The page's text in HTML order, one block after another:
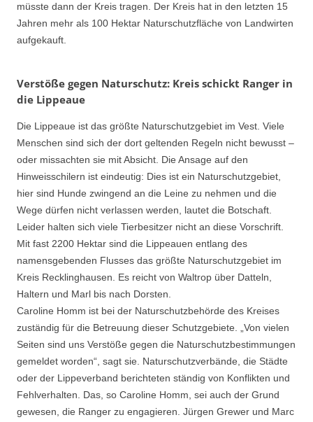
müsste dann der Kreis tragen. Der Kreis hat in den letzten 15
Jahren mehr als 100 Hektar Naturschutzfläche von Landwirten
aufgekauft.
Verstöße gegen Naturschutz: Kreis schickt Ranger in
die Lippeaue
Die Lippeaue ist das größte Naturschutzgebiet im Vest. Viele
Menschen sind sich der dort geltenden Regeln nicht bewusst –
oder missachten sie mit Absicht. Die Ansage auf den
Hinweisschilern ist eindeutig: Dies ist ein Naturschutzgebiet,
hier sind Hunde zwingend an die Leine zu nehmen und die
Wege dürfen nicht verlassen werden, lautet die Botschaft.
Leider halten sich viele Tierbesitzer nicht an diese Vorschrift.
Mit fast 2200 Hektar sind die Lippeauen entlang des
namensgebenden Flusses das größte Naturschutzgebiet im
Kreis Recklinghausen. Es reicht von Waltrop über Datteln,
Haltern und Marl bis nach Dorsten.
Caroline Homm ist bei der Naturschutzbehörde des Kreises
zuständig für die Betreuung dieser Schutzgebiete. „Von vielen
Seiten sind uns Verstöße gegen die Naturschutzbestimmungen
gemeldet worden“, sagt sie. Naturschutzverbände, die Städte
oder der Lippeverband berichteten ständig von Konflikten und
Fehlverhalten. Das, so Caroline Homm, sei auch der Grund
gewesen, die Ranger zu engagieren. Jürgen Grewer und Marc